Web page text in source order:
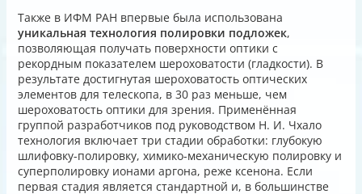
Также в ИФМ РАН впервые была использована
уникальная технология полировки подложек,
позволяющая получать поверхности оптики с
рекордным показателем шероховатости (гладкости). В
результате достигнутая шероховатость оптических
элементов для телескопа, в 30 раз меньше, чем
шероховатость оптики для зрения. Применённая
группой разработчиков под руководством Н. И. Чхало
технология включает три стадии обработки: глубокую
шлифовку-полировку, химико-механическую полировку и
суперполировку ионами аргона, реже ксенона. Если
первая стадия является стандартной и, в большинстве